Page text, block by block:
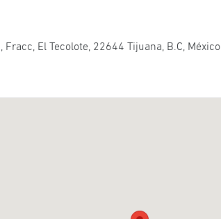
Fracc, El Tecolote, 22644 Tijuana, B.C, México